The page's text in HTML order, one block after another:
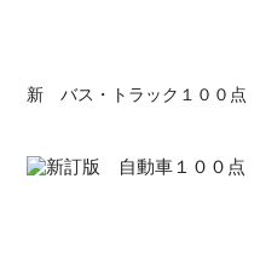
新 バス・トラック１００点